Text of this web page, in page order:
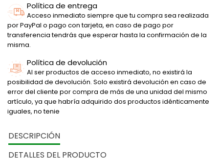
Política de entrega
Acceso inmediato siempre que tu compra sea realizada
por PayPal o pago con tarjeta, en caso de pago por
transferencia tendrás que esperar hasta la confirmación de la
misma.
Política de devolución
Al ser productos de acceso inmediato, no existirá la
posibilidad de devolución. Solo existirá devolución en caso de
error del cliente por compra de más de una unidad del mismo
artículo, ya que habría adquirido dos productos idénticamente
iguales, no tenie
DESCRIPCIÓN
DETALLES DEL PRODUCTO